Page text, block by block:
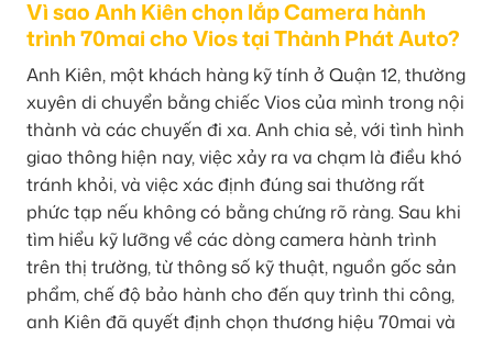
Vì sao Anh Kiên chọn lắp Camera hành
trình 70mai cho Vios tại Thành Phát Auto?
Anh Kiên, một khách hàng kỹ tính ở Quận 12, thường
xuyên di chuyển bằng chiếc Vios của mình trong nội
thành và các chuyến đi xa. Anh chia sẻ, với tình hình
giao thông hiện nay, việc xảy ra va chạm là điều khó
tránh khỏi, và việc xác định đúng sai thường rất
phức tạp nếu không có bằng chứng rõ ràng. Sau khi
tìm hiểu kỹ lưỡng về các dòng camera hành trình
trên thị trường, từ thông số kỹ thuật, nguồn gốc sản
phẩm, chế độ bảo hành cho đến quy trình thi công,
anh Kiên đã quyết định chọn thương hiệu 70mai và